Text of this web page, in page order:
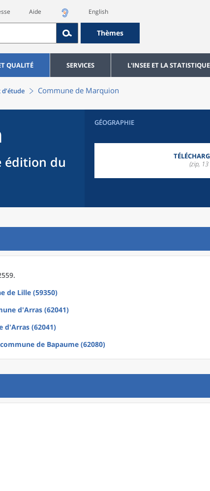
Aide English
Thèmes
QUALITÉ SERVICES L'INSEE ET LA
Commune de Marquion
édition du
GÉOGRAPHIE
(zip, 13
de Lille (59350)
d'Arras (62041)
d'Arras (62041)
de Bapaume (62080)